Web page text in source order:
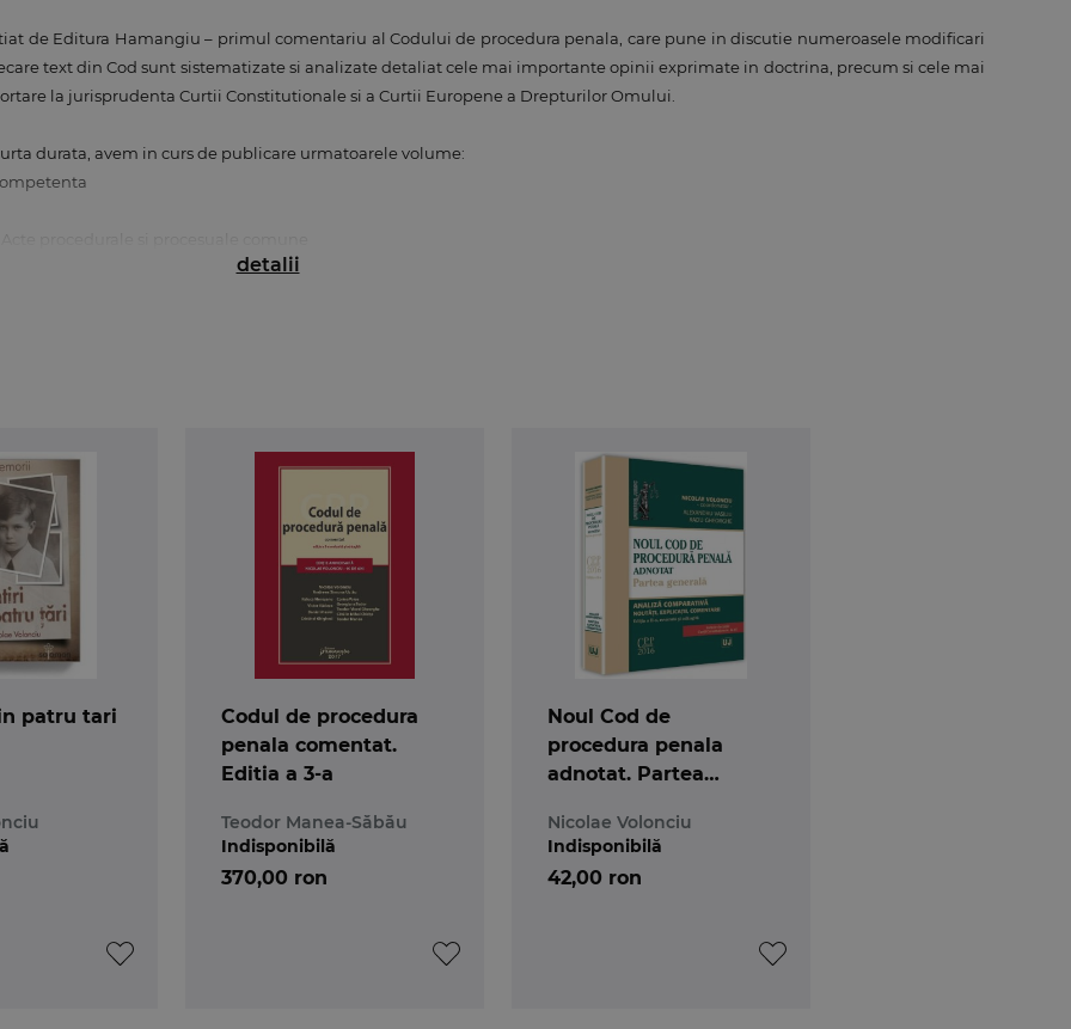
de Editura Hamangiu – primul comentariu al Codului de procedura penala, care pune in discutie numeroasele modificari
text din Cod sunt sistematizate si analizate detaliat cele mai importante opinii exprimate in doctrina, precum si cele mai
la jurisprudenta Curtii Constitutionale si a Curtii Europene a Drepturilor Omului.
durata, avem in curs de publicare urmatoarele volume:
asupra practicii instantelor judecatoresti. Nu in ultimul rand, lucrarea propune solutii pentru o viitoare reglementare, in
detalii
patru tari
Codul de procedura
penala comentat.
Editia a 3-a
Teodor Manea-Săbău
370,00 ron
Indisponibilă
Noul Cod de
procedura penala
adnotat. Partea
Nicolae Volonciu
42,00 ron
Indisponibilă